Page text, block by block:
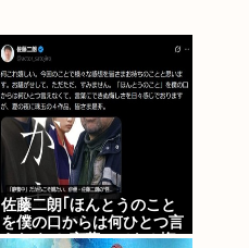
佐藤二朗｢ほんとうのこと
を僕の口からは何ひとつ言
えなくて､言葉にできぬ悔